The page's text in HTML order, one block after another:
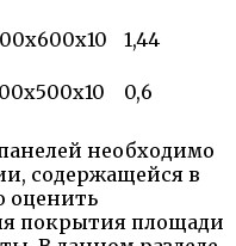
1,44
0,6
необходимо
содержащейся в
оценить
покрытия площади